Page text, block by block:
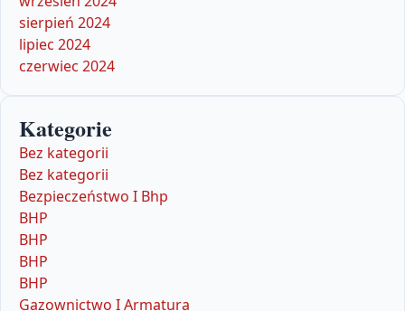
sierpień 2024
lipiec 2024
czerwiec 2024
Kategorie
Bez kategorii
Bez kategorii
Bezpieczeństwo I Bhp
BHP
BHP
BHP
BHP
Gazownictwo I Armatura